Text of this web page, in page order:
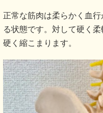
正常な筋肉は柔らかく血
る状態です。対して硬く
硬く縮こまります。